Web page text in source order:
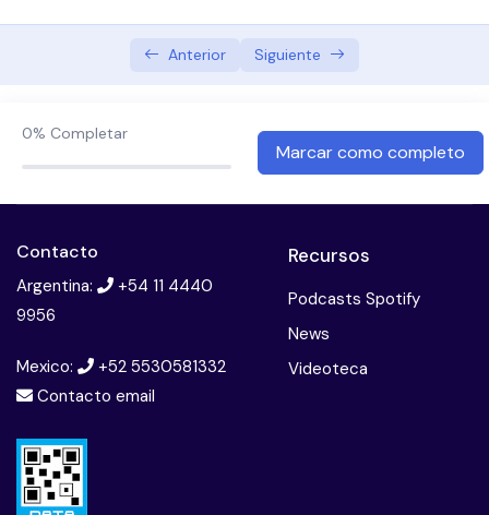
Chemotherapy Prolongs Survival of EGFR/ALK +
Clinical case
BRAF/MEK Inhibitors
ORR slightly in favor of combination
Examen Tratamiento del Cáncer de Pulmón
Anterior Siguiente
0% Completar
Marcar como completo
Contacto
Argentina:
+54 11 4440
9956
Mexico:
+52 5530581332
Contacto email
Recursos
Podcasts Spotify
News
Videoteca